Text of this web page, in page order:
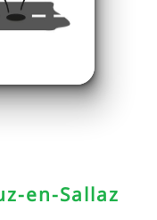
en-Sallaz